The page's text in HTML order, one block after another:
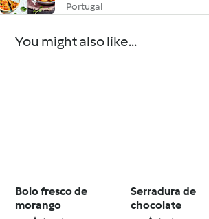
Portugal
You might also like...
Bolo fresco de
morango
Serradura de
chocolate